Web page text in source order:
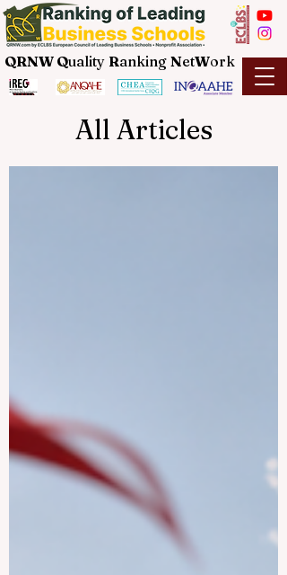
QRNW Quality Ranking NetWork
All Articles